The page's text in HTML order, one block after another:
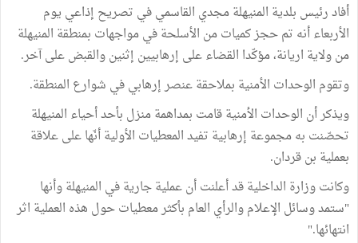
أفاد رئيس بلدية المنيهلة مجدي القاسمي في تصريح إذاعي يوم
الأربعاء أنه تم حجز كميات من الأسلحة في مواجهات بمنطقة المنيهلة
من ولاية اريانة، مؤكّدا القضاء على إرهابيين إثنين والقبض على آخر.
وتقوم الوحدات الأمنية بملاحقة عنصر إرهابي في شوارع المنطقة.
ويذكر أن الوحدات الأمنية قامت بمداهمة منزل بأحد أحياء المنيهلة
تحصّنت به مجموعة إرهابية تفيد المعطيات الأولية أنّها على علاقة
بعملية بن قردان.
وكانت وزارة الداخلية قد أعلنت أن عملية جارية في المنيهلة وأنها
"ستمد وسائل الإعلام والرأي العام بأكثر معطيات حول هذه العملية اثر
انتهائها."